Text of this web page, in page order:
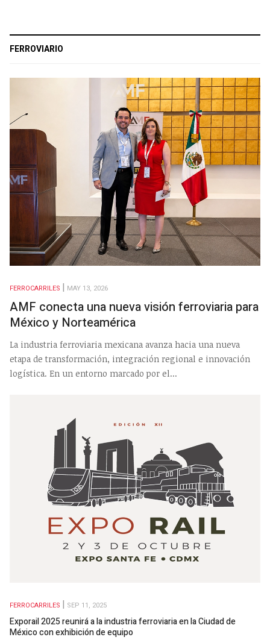
FERROVIARIO
FERROCARRILES MAY 13, 2026
AMF conecta una nueva visión ferroviaria para
México y Norteamérica
La industria ferroviaria mexicana avanza hacia una nueva
etapa de transformación, integración regional e innovación
logística. En un entorno marcado por el...
FERROCARRILES SEP 11, 2025
Exporail 2025 reunirá a la industria ferroviaria en la Ciudad de
México con exhibición de equipo